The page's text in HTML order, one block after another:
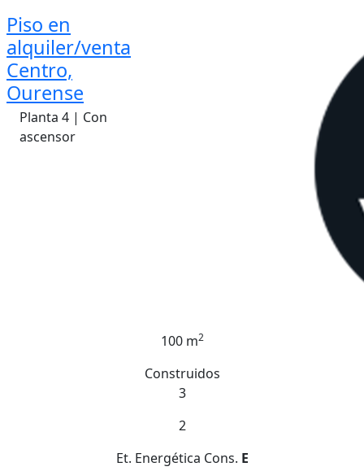
Piso en
alquiler/venta
Centro,
Ourense
Planta 4 | Con
ascensor
100 m2
Construidos
3
2
Et. Energética Cons. E